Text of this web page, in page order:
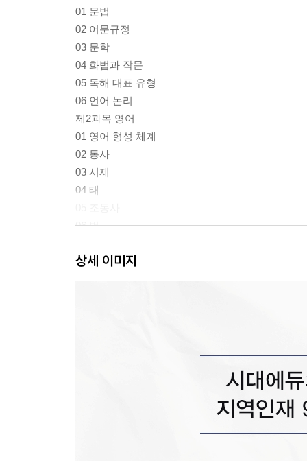
01 문법
02 어문규정
03 문학
04 화법과 작문
05 독해 대표 유형
06 언어 논리
제2과목 영어
01 영어 형성 체계
02 동사
03 시제
04 태
06 법
08 관사
상세 이미지